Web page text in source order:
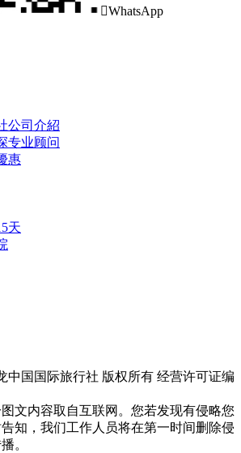
WhatsApp
公司介紹
专业顾问
惠
天
中国国际旅行社 版权所有 经营许可证编
文内容取自互联网。您若发现有侵略您
知，我们工作人员将在第一时间删除侵
。